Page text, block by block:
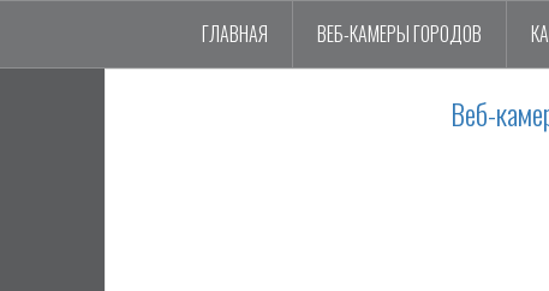
ГЛАВНАЯ ВЕБ-КАМЕРЫ ГОРОДОВ
Веб-